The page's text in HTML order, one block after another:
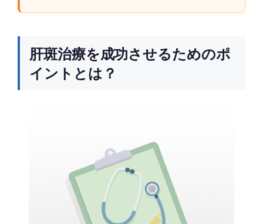
肝斑治療を成功させるためのポ
イントとは？